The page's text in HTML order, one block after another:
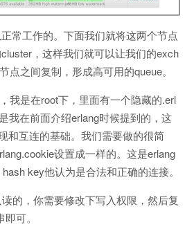
常工作的。下面我们就将这两个节点
，这样我们就可以让我们的exch
点之间复制，形成高可用的queue。
我是在root下，里面有一个隐藏的.erl
我在前面介绍erlang时候提到的，这
和互连的基础。我们需要做的很简
设置成一样的。这是erlang
key他认为是合法和正确的连接。
的，你需要修改下写入权限，然后复
可。